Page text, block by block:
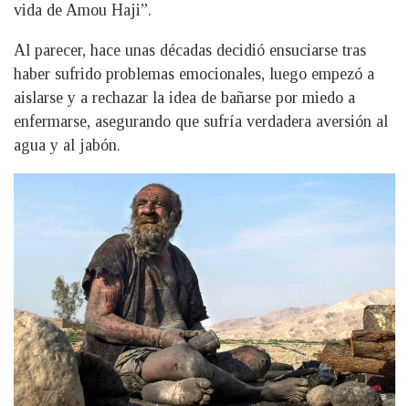
vida de Amou Haji”.
Al parecer, hace unas décadas decidió ensuciarse tras
haber sufrido problemas emocionales, luego empezó a
aislarse y a rechazar la idea de bañarse por miedo a
enfermarse, asegurando que sufría verdadera aversión al
agua y al jabón.